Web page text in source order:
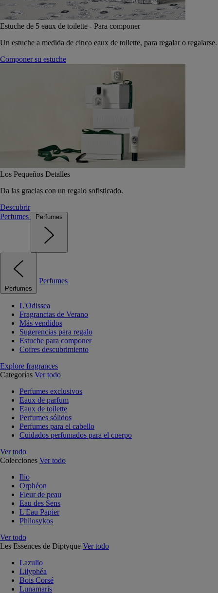
Estuche de 5 eaux de toilette - Para componer
Un estuche a medida de cinco eaux de toilette, para regalar o regalarse.
Componer su estuche
Los Pequeños Detalles
Da las gracias con un regalo sofisticado.
Descubrir
Perfumes
Perfumes
Perfumes
Perfumes
L'Odissea
Fragrancias de Verano
Más vendidos
Sugerencias para regalo
Estuche para componer
Cofres descubrimiento
Explore fragrances
Categorías Ver todo
Perfumes exclusivos
Eaux de parfum
Eaux de toilette
Perfumes sólidos
Perfumes para el cabello
Cuidados perfumados para el cuerpo
Ver todo
Colecciones Ver todo
Ilio
Orphéon
Fleur de peau
Eau des Sens
L'Eau Papier
Philosykos
Ver todo
Les Essences de Diptyque Ver todo
Lazulio
Lilyphéa
Bois Corsé
Lunamaris